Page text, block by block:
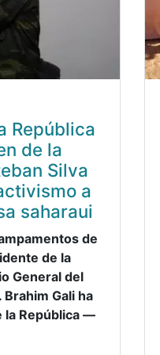
República
de la
Silva
a
saharaui
de
de la
General del
Brahim Gali ha
la República —